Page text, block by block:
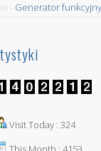
- Generator
Visit Today : 324